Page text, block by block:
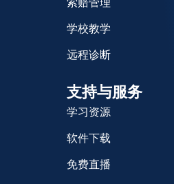
学校教学
远程诊断
支持与服务
学习资源
软件下载
免费直播